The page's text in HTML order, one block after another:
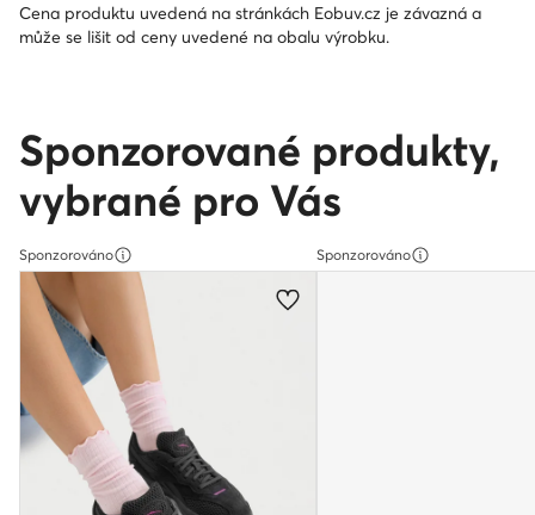
Cena produktu uvedená na stránkách Eobuv.cz je závazná a
může se lišit od ceny uvedené na obalu výrobku.
Sponzorované produkty,
vybrané pro Vás
Sponzorováno Sponzorováno